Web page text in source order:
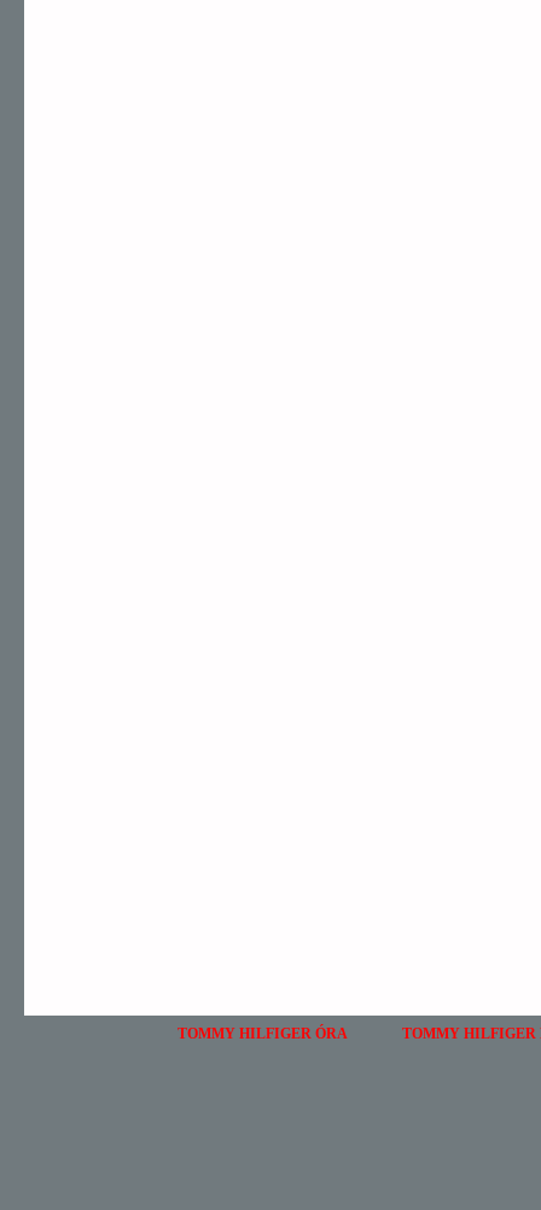
TOMMY HILFIGER ÓRA TOMMY HILFIGER